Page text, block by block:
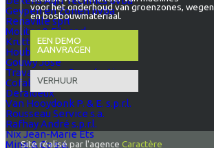
Geypen en Zonen bvba
Renaville sprl
Molitor & Fils sprl
Krutt & Fils
Houbagri sprl
Gouwy José
Travagri Soc. Coopérative
Cofabel Sombreffe
Deraideux
Van Hooydonk P. & E. s.p.r.l.
Rousseau Service s.a.
Rafhay André s.p.r.l.
Nix Jean-Marie Ets
Mine & Co s.a.
voor het onderhoud van groenzones, wegen
en bosbouwmateriaal.
EEN DEMO
AANVRAGEN
VERHUUR
Site réalisé par l'agence Caractère